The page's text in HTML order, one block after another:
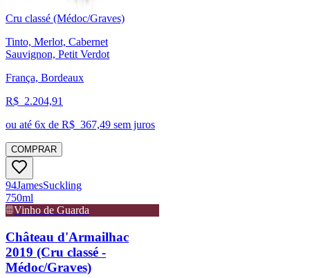
Cru classé (Médoc/Graves)
Tinto, Merlot, Cabernet
Sauvignon, Petit Verdot
França, Bordeaux
R$ 2.204,91
ou até 6x de R$ 367,49 sem juros
COMPRAR
94JamesSuckling
750ml
Vinho de Guarda
Château d'Armailhac
2019 (Cru classé -
Médoc/Graves)